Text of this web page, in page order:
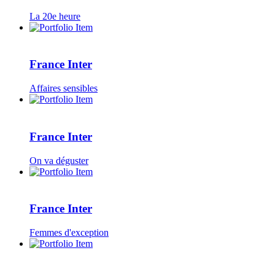
La 20e heure
France Inter
Affaires sensibles
France Inter
On va déguster
France Inter
Femmes d'exception